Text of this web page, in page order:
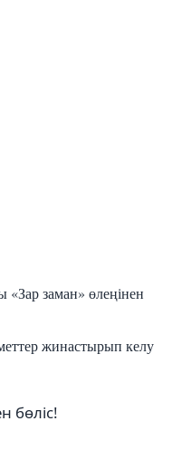
заман» өлеңінен
жинастырып келу
бөліс!